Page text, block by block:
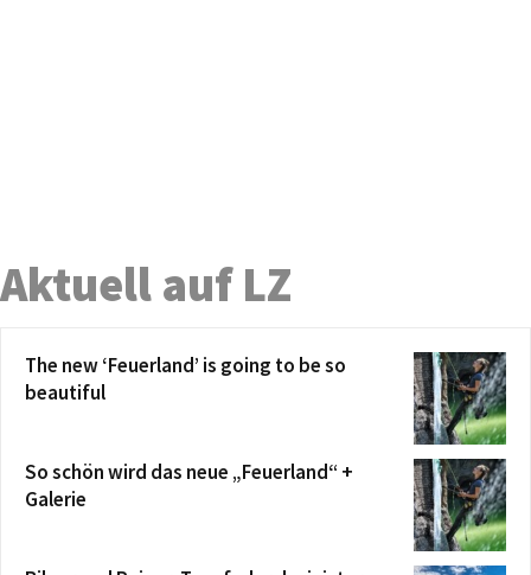
Aktuell auf LZ
The new ‘Feuerland’ is going to be so
beautiful
So schön wird das neue „Feuerland“ +
Galerie